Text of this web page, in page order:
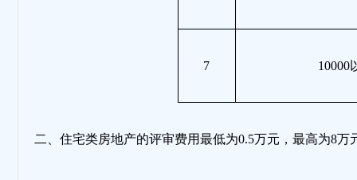
7 10000
二、住宅类房地产的评审费用最低为0.5万元，最高为8